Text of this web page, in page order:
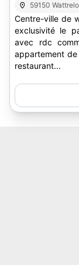
59150
Centre-ville de
exclusivité le
avec rdc
appartement de 100
restaurant...